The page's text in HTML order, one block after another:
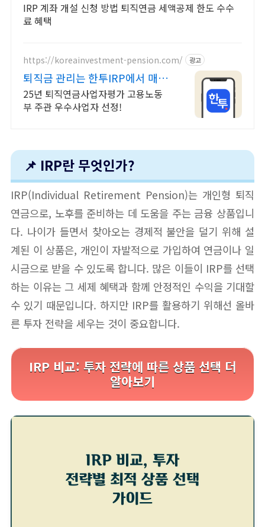
IRP 계좌 개설 신청 방법 퇴직연금 세액공제 한도 수수
료 혜택
https://koreainvestment-pension.com/ 광고
퇴직금 관리는 한투IRP에서 매달
기대되는 연금 생활
25년 퇴직연금사업자평가 고용노동
부 주관 우수사업자 선정!
📌 IRP란 무엇인가?
IRP(Individual Retirement Pension)는 개인형 퇴직
연금으로, 노후를 준비하는 데 도움을 주는 금융 상품입니
다. 나이가 들면서 찾아오는 경제적 불안을 덜기 위해 설
계된 이 상품은, 개인이 자발적으로 가입하여 연금이나 일
시금으로 받을 수 있도록 합니다. 많은 이들이 IRP를 선택
하는 이유는 그 세제 혜택과 함께 안정적인 수익을 기대할
수 있기 때문입니다. 하지만 IRP를 활용하기 위해선 올바
른 투자 전략을 세우는 것이 중요합니다.
IRP 비교: 투자 전략에 따른 상품 선택 더
알아보기